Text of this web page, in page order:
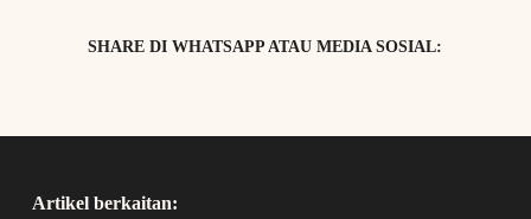
SHARE DI WHATSAPP ATAU MEDIA SOSIAL:
Artikel berkaitan: